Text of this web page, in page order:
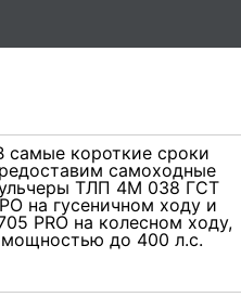
самые короткие сроки
самоходные
ТЛП 4М 038 ГСТ
на гусеничном ходу и
PRO на колесном ходу,
мощностью до 400 л.с.